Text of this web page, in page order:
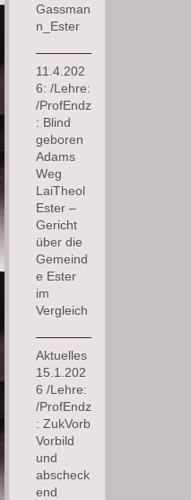
Gassman
n_Ester
11.4.202
6: /Lehre:
/ProfEndz
: Blind
geboren
Adams
Weg
LaiTheol
Ester –
Gericht
über die
Gemeind
e Ester
im
Vergleich
Aktuelles
15.1.202
6 /Lehre:
/ProfEndz
: ZukVorb
Vorbild
und
abscheck
end